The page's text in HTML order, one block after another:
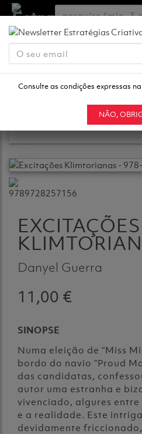
EXCITAÇÕES
EXCITAÇÕES
Danyel Guerra
11,00 €
SINOPSE
Numa eleição de “Miss
bordo do navio “Proud
das candidatas,
autor uma estranha e
vivenciado, algures entre
e a realidade. Este
devidamente
Consulte as condições expressas
NÃO,